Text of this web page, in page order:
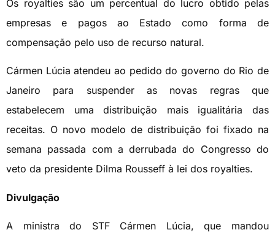
Os royalties são um percentual do lucro obtido pelas
empresas e pagos ao Estado como forma de
compensação pelo uso de recurso natural.
Cármen Lúcia atendeu ao pedido do governo do Rio de
Janeiro para suspender as novas regras que
estabelecem uma distribuição mais igualitária das
receitas. O novo modelo de distribuição foi fixado na
semana passada com a derrubada do Congresso do
veto da presidente Dilma Rousseff à lei dos royalties.
Divulgação
A ministra do STF Cármen Lúcia, que mandou